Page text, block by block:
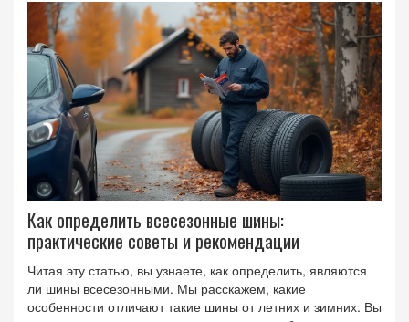
заснеженных дорогах, а также какие из них будут более
экономичными и безопасными для вашего автомобиля.
Как определить всесезонные шины:
практические советы и рекомендации
Читая эту статью, вы узнаете, как определить, являются
ли шины всесезонными. Мы расскажем, какие
особенности отличают такие шины от летних и зимних. Вы